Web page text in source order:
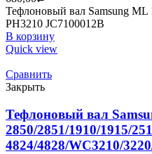
Тефлоновый вал Samsung ML
PH3210 JC7100012B
В корзину
Quick view
Сравнить
Закрыть
Тефлоновый вал
2850/2851/1910/1915/
4824/4828/WC3210/